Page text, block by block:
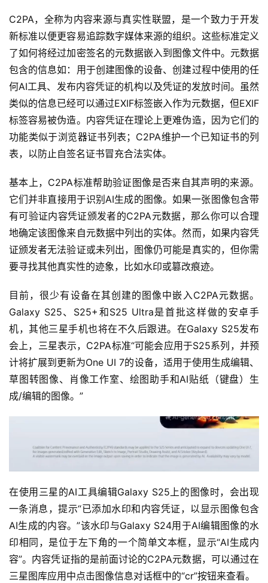
C2PA，全称为内容来源与真实性联盟，是一个致力于开发
新标准以便更容易追踪数字媒体来源的组织。这些标准定义
了如何将经过加密签名的元数据嵌入到图像文件中。元数据
包含的信息如：用于创建图像的设备、创建过程中使用的任
何AI工具、发布内容凭证的机构以及凭证的发放时间。虽然
类似的信息已经可以通过EXIF标签嵌入作为元数据，但EXIF
标签容易被伪造。内容凭证在理论上更难伪造，因为它们的
功能类似于浏览器证书列表；C2PA维护一个已知证书的列
表，以防止自签名证书冒充合法实体。
基本上，C2PA标准帮助验证图像是否来自其声明的来源。
它们并非直接用于识别AI生成的图像。如果一张图像包含带
有可验证内容凭证颁发者的C2PA元数据，那么你可以合理
地确定该图像来自元数据中列出的实体。然而，如果内容凭
证颁发者无法验证或未列出，图像仍可能是真实的，但你需
要寻找其他真实性的迹象，比如水印或篡改痕迹。
目前，很少有设备在其创建的图像中嵌入C2PA元数据。
Galaxy S25、S25+和S25 Ultra是首批这样做的安卓手
机，其他三星手机也将在不久后跟进。在Galaxy S25发布
会上，三星表示，C2PA标准“可能会应用于S25系列，并预
计将扩展到更新为One UI 7的设备，适用于使用生成编辑、
草图转图像、肖像工作室、绘图助手和AI贴纸（键盘）生
成/编辑的图像。”
在使用三星的AI工具编辑Galaxy S25上的图像时，会出现
一条消息，提示“已添加水印和内容凭证，以显示图像包含
AI生成的内容。”该水印与Galaxy S24用于AI编辑图像的水
印相同，是位于左下角的一个简单文本框，显示“AI生成内
容”。内容凭证指的是前面讨论的C2PA元数据，可以通过在
三星图库应用中点击图像信息对话框中的“cr”按钮来查看。